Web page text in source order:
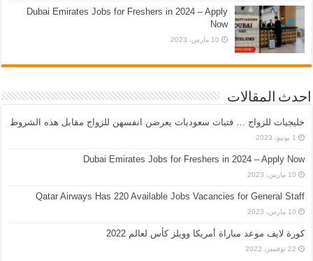
Dubai Emirates Jobs for Freshers in 2024 – Apply
Now
10 مارس، 2023
احدث المقالات
خليجيات للزواج … فتيات سعوديات يعرضن انفسهن للزواج مقابل هذه الشروط
1 يونيو، 2023
Dubai Emirates Jobs for Freshers in 2024 – Apply Now
10 مارس، 2023
Qatar Airways Has 220 Available Jobs Vacancies for General Staff
10 مارس، 2023
كورة لايف موعد مباراة أمريكا وويلز كأس لعالم 2022
22 نوفمبر، 2022